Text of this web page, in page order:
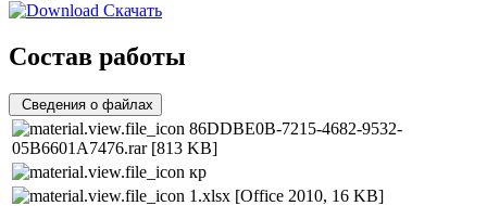
Скачать
Состав работы
Сведения о файлах
86DDBE0B-7215-4682-9532-
05B6601A7476.rar [813 KB]
кр
1.xlsx [Office 2010, 16 KB]